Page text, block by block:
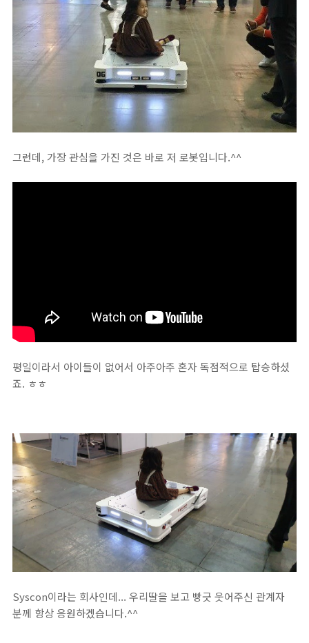
그런데, 가장 관심을 가진 것은 바로 저 로봇입니다.^^
평일이라서 아이들이 없어서 아주아주 혼자 독점적으로 탑승하셨
죠. ㅎㅎ
Syscon이라는 회사인데... 우리딸을 보고 빵긋 웃어주신 관계자
분께 항상 응원하겠습니다.^^